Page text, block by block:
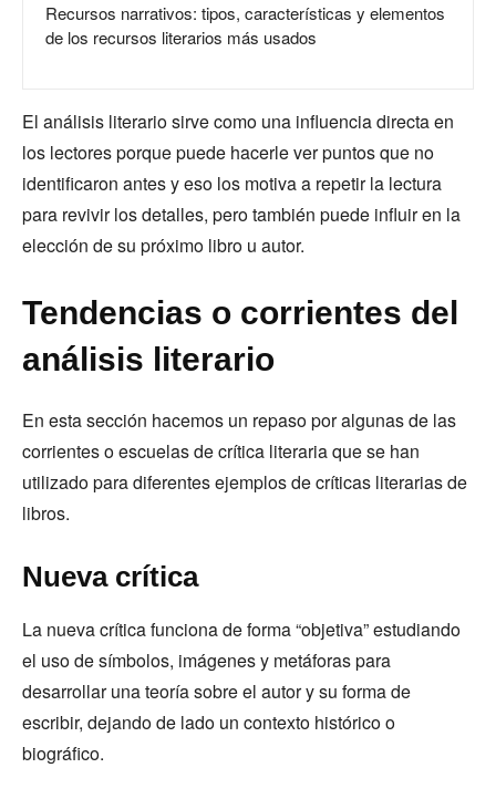
Recursos narrativos: tipos, características y elementos
de los recursos literarios más usados
El análisis literario sirve como una influencia directa en
los lectores porque puede hacerle ver puntos que no
identificaron antes y eso los motiva a repetir la lectura
para revivir los detalles, pero también puede influir en la
elección de su próximo libro u autor.
Tendencias o corrientes del
análisis literario
En esta sección hacemos un repaso por algunas de las
corrientes o escuelas de crítica literaria que se han
utilizado para diferentes ejemplos de críticas literarias de
libros.
Nueva crítica
La nueva crítica funciona de forma “objetiva” estudiando
el uso de símbolos, imágenes y metáforas para
desarrollar una teoría sobre el autor y su forma de
escribir, dejando de lado un contexto histórico o
biográfico.